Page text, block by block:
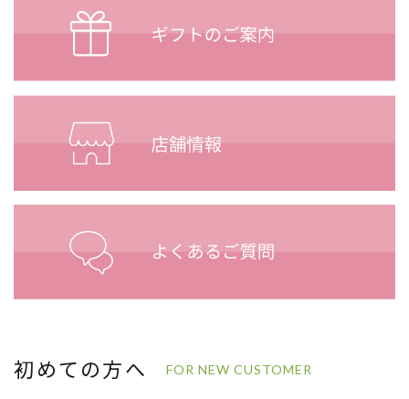
初めての方へ FOR NEW CUSTOMER